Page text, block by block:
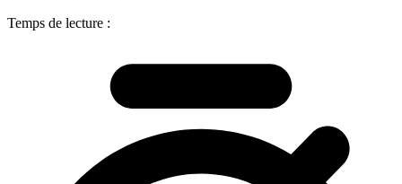
Temps de lecture :